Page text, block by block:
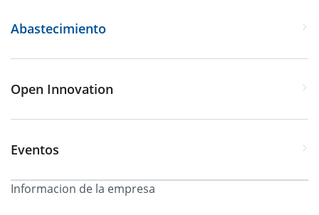
Abastecimiento
Open Innovation
Eventos
Informacion de la empresa